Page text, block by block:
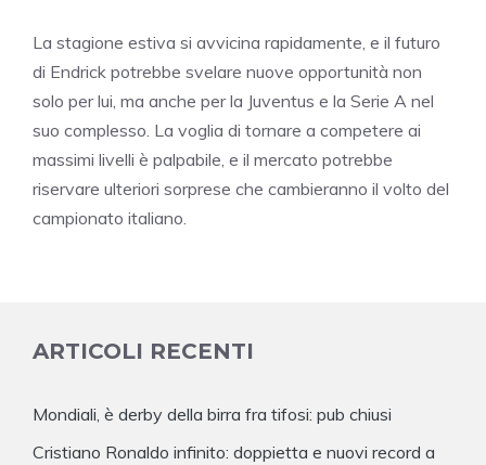
La stagione estiva si avvicina rapidamente, e il futuro
di Endrick potrebbe svelare nuove opportunità non
solo per lui, ma anche per la Juventus e la Serie A nel
suo complesso. La voglia di tornare a competere ai
massimi livelli è palpabile, e il mercato potrebbe
riservare ulteriori sorprese che cambieranno il volto del
campionato italiano.
ARTICOLI RECENTI
Mondiali, è derby della birra fra tifosi: pub chiusi
Cristiano Ronaldo infinito: doppietta e nuovi record a